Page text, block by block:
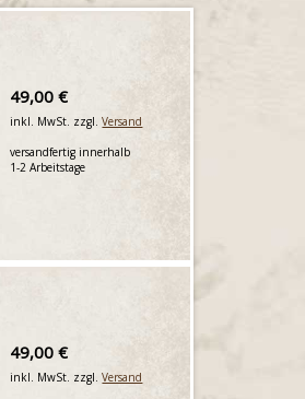
49,00 €
inkl. MwSt. zzgl.Versand
versandfertig innerhalb
1-2 Arbeitstage
49,00 €
inkl. MwSt. zzgl.Versand